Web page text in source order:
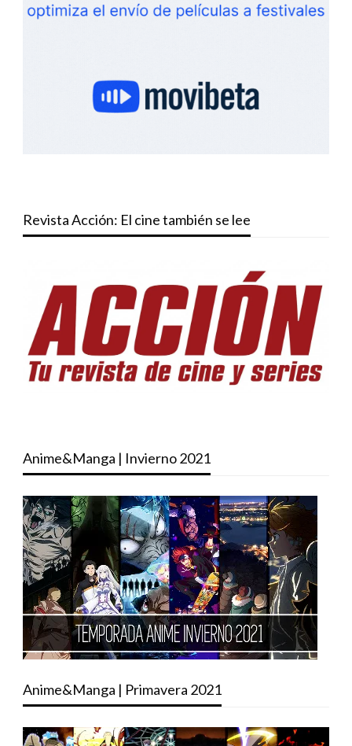
Revista Acción: El cine también se lee
Anime&Manga | Invierno 2021
Anime&Manga | Primavera 2021